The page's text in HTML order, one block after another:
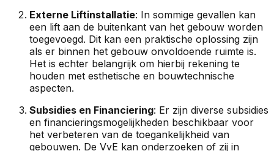
Externe Liftinstallatie: In sommige gevallen kan
een lift aan de buitenkant van het gebouw worden
toegevoegd. Dit kan een praktische oplossing zijn
als er binnen het gebouw onvoldoende ruimte is.
Het is echter belangrijk om hierbij rekening te
houden met esthetische en bouwtechnische
aspecten.
Subsidies en Financiering: Er zijn diverse subsidies
en financieringsmogelijkheden beschikbaar voor
het verbeteren van de toegankelijkheid van
gebouwen. De VvE kan onderzoeken of zij in